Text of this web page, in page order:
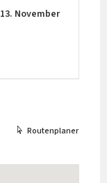
13. November
Routenplaner